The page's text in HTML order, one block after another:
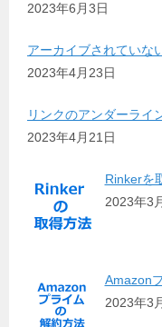
2023年6月3日
アーカイブされていな
2023年4月23日
リンクのアンダーライ
2023年4月21日
Rinkerを
2023年3
Amazon
2023年3